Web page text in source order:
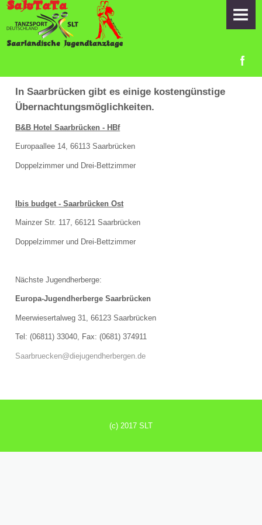
HOME
ORGA-TEAM
Zeitplan
Samstag
Sonntag
Übernachtung
Anmeldung Duo-Pilotprojekt am 18.06.2022
SPONSOREN
ERGEBNISSE
Presseberichte 2022
Presseberichte 2018
In Saarbrücken gibt es einige kostengünstige
Übernachtungsmöglichkeiten.
B&B Hotel Saarbrücken - HBf
Europaallee 14, 66113 Saarbrücken
Doppelzimmer und Drei-Bettzimmer
Ibis budget - Saarbrücken Ost
Mainzer Str. 117, 66121 Saarbrücken
Doppelzimmer und Drei-Bettzimmer
Nächste Jugendherberge:
Europa-Jugendherberge Saarbrücken
Meerwiesertalweg 31, 66123 Saarbrücken
Tel: (06811) 33040, Fax: (0681) 374911
Saarbruecken@diejugendherbergen.de
(c) 2017 SLT